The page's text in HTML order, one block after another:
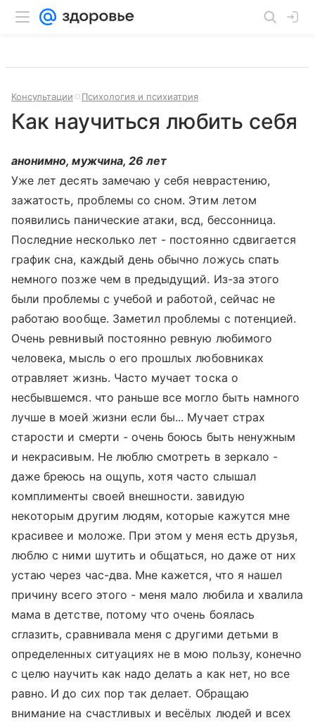
Консультации Психология и психиатрия
Как научиться любить себя
анонимно, мужчина, 26 лет
Уже лет десять замечаю у себя неврастению,
зажатость, проблемы со сном. Этим летом
появились панические атаки, всд, бессонница.
Последние несколько лет - постоянно сдвигается
график сна, каждый день обычно ложусь спать
немного позже чем в предыдущий. Из-за этого
были проблемы с учебой и работой, сейчас не
работаю вообще. Заметил проблемы с потенцией.
Очень ревнивый постоянно ревную любимого
человека, мысль о его прошлых любовниках
отравляет жизнь. Часто мучает тоска о
несбывшемся. что раньше все могло быть намного
лучше в моей жизни если бы... Мучает страх
старости и смерти - очень боюсь быть ненужным
и некрасивым. Не люблю смотреть в зеркало -
даже бреюсь на ощупь, хотя часто слышал
комплименты своей внешности. завидую
некоторым другим людям, которые кажутся мне
красивее и моложе. При этом у меня есть друзья,
люблю с ними шутить и общаться, но даже от них
устаю через час-два. Мне кажется, что я нашел
причину всего этого - меня мало любила и хвалила
мама в детстве, потому что очень боялась
сглазить, сравнивала меня с другими детьми в
определенных ситуациях не в мою пользу, конечно
с целю научить как надо делать а как нет, но все
равно. И до сих пор так делает. Обращаю
внимание на счастливых и весёлых людей и всех